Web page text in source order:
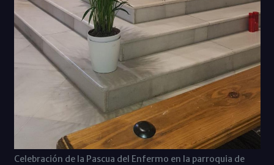
Celebración de la Pascua del Enfermo en la parroquia de